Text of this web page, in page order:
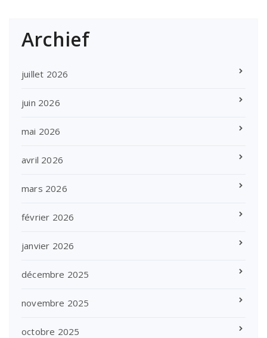
Archief
juillet 2026
juin 2026
mai 2026
avril 2026
mars 2026
février 2026
janvier 2026
décembre 2025
novembre 2025
octobre 2025